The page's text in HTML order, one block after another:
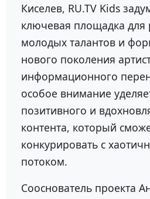
Киселев, RU.TV Kids
ключевая площадка для
молодых талантов и
нового поколения
информационного
особое внимание
позитивного и
контента, который
конкурировать с
потоком.
Сооснователь проекта